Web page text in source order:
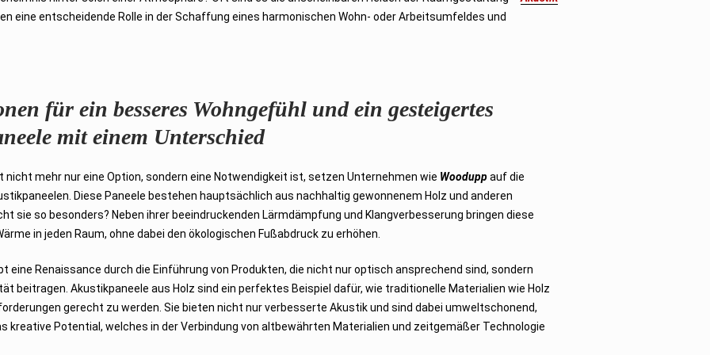
eine entscheidende Rolle in der Schaffung eines harmonischen Wohn- oder Arbeitsumfeldes und
für ein besseres Wohngefühl und ein gesteigertes
mit einem Unterschied
nicht mehr nur eine Option, sondern eine Notwendigkeit ist, setzen Unternehmen wie Wooduppauf die
Diese Paneele bestehen hauptsächlich aus nachhaltig gewonnenem Holz und anderen
sie so besonders? Neben ihrer beeindruckenden Lärmdämpfung und Klangverbesserung bringen diese
in jeden Raum, ohne dabei den ökologischen Fußabdruck zu erhöhen.
eine Renaissance durch die Einführung von Produkten, die nicht nur optisch ansprechend sind, sondern
beitragen. Akustikpaneele aus Holz sind ein perfektes Beispiel dafür, wie traditionelle Materialien wie Holz
gerecht zu werden. Sie bieten nicht nur verbesserte Akustik und sind dabei umweltschonend,
kreative Potential, welches in der Verbindung von altbewährten Materialien und zeitgemäßer Technologie